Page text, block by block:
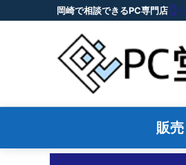
岡崎で相談できるPC専門店
販売